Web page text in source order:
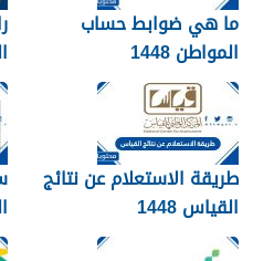
ما هي ضوابط حساب
المواطن 1448
طريقة الاستعلام عن نتائج
القياس 1448